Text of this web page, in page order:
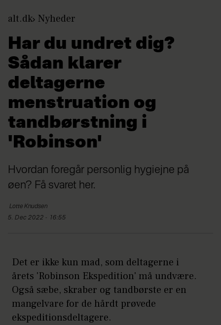
alt.dk Nyheder
Har du undret dig?
Sådan klarer
deltagerne
menstruation og
tandbørstning i
'Robinson'
Hvordan foregår personlig hygiejne på
øen? Få svaret her.
Lotte Knudsen
5. Dec 2022 - 16:55
Det er ikke kun mad, som deltagerne i
årets 'Robinson Ekspedition' må undvære.
Også sæbe, skraber og tandbørste er en
mangelvare for de hårdt prøvede
ekspeditionsdeltagere.